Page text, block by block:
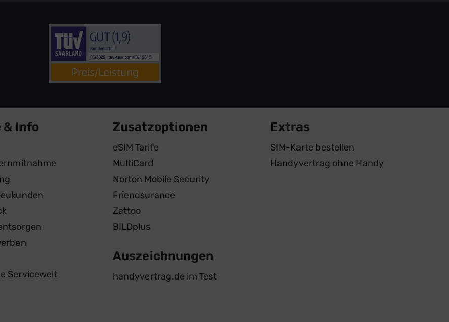
& Info
Servicewelt
Zusatzoptionen
eSIM Tarife
MultiCard
Norton Mobile Security
Friendsurance
Zattoo
BILDplus
Auszeichnungen
handyvertrag.de im Test
Extras
SIM-Karte bestellen
Handyvertrag ohne Handy